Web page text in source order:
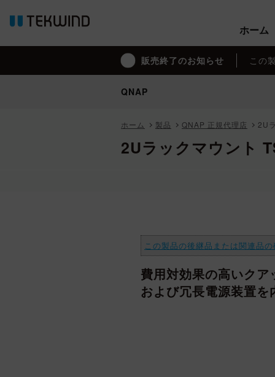
ホーム
販売終了のお知らせ この
QNAP
ホーム 製品 QNAP 正規代理店 2U
2Uラックマウント
ホーム
販売終了のお知らせ この
QNAP
この製品の後継品または関連品
費用対効果の高いク
および冗長電源装置を